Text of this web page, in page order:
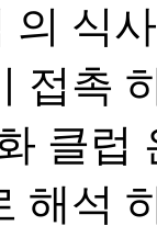
의 식
접촉
클럽
해석